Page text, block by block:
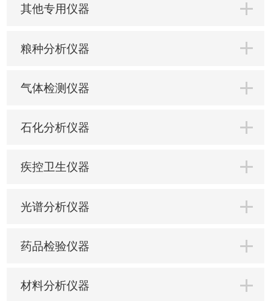
其他专用仪器
粮种分析仪器
气体检测仪器
石化分析仪器
疾控卫生仪器
光谱分析仪器
药品检验仪器
材料分析仪器